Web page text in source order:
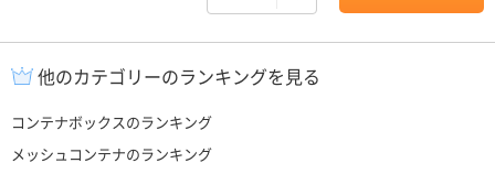
他のカテゴリーのランキングを見る
コンテナボックスのランキング
メッシュコンテナのランキング